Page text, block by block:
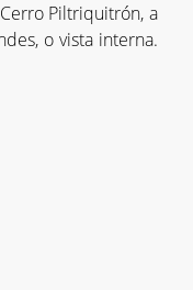
Piltriquitrón, a
o vista interna.